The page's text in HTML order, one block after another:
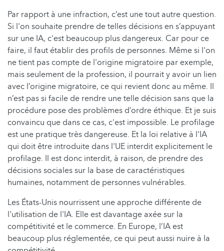
Par rapport à une infraction, c’est une tout autre question.
Si l'on souhaite prendre de telles décisions en s’appuyant
sur une IA, c'est beaucoup plus dangereux. Car pour ce
faire, il faut établir des profils de personnes. Même si l'on
ne tient pas compte de l'origine migratoire par exemple,
mais seulement de la profession, il pourrait y avoir un lien
avec l’origine migratoire, ce qui revient donc au même. Il
n’est pas si facile de rendre une telle décision sans que la
procédure pose des problèmes d’ordre éthique. Et je suis
convaincu que dans ce cas, c'est impossible. Le profilage
est une pratique très dangereuse. Et la loi relative à l'IA
qui doit être introduite dans l'UE interdit explicitement le
profilage. Il est donc interdit, à raison, de prendre des
décisions sociales sur la base de caractéristiques
humaines, notamment de personnes vulnérables.
Les États-Unis nourrissent une approche différente de
l'utilisation de l'IA. Elle est davantage axée sur la
compétitivité et le commerce. En Europe, l’IA est
beaucoup plus réglementée, ce qui peut aussi nuire à la